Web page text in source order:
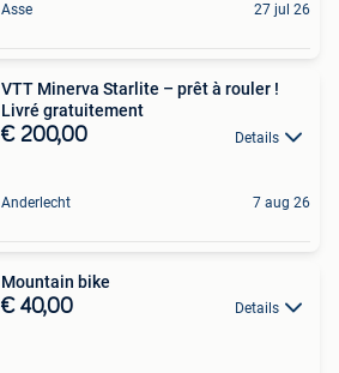
Asse 27 jul 26
VTT Minerva Starlite – prêt à rouler !
Livré gratuitement
€ 200,00 Details
Anderlecht 7 aug 26
Mountain bike
€ 40,00 Details